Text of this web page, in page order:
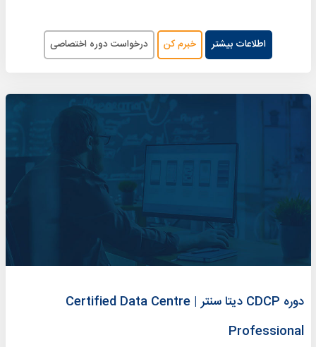
اطلاعات بیشتر خبرم کن درخواست دوره اختصاصی
دوره CDCP دیتا سنتر | Certified Data Centre
Professional